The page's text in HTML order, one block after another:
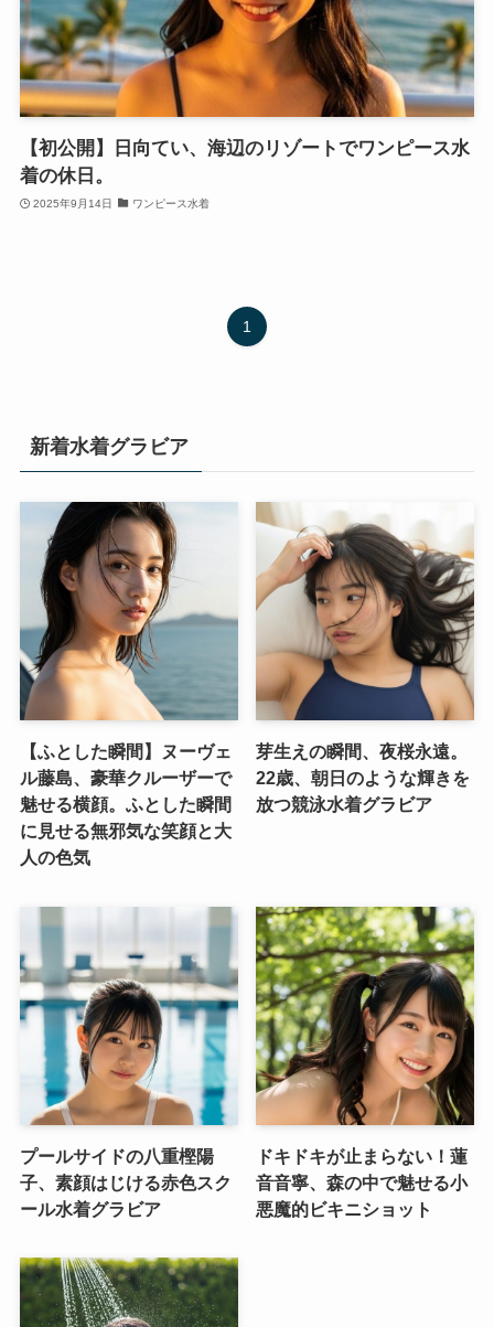
【初公開】日向てい、海辺のリゾートでワンピース水
着の休日。
2025年9月14日 ワンピース水着
1
新着水着グラビア
【ふとした瞬間】ヌーヴェ
ル藤島、豪華クルーザーで
魅せる横顔。ふとした瞬間
に見せる無邪気な笑顔と大
人の色気
芽生えの瞬間、夜桜永遠。
22歳、朝日のような輝きを
放つ競泳水着グラビア
プールサイドの八重樫陽
子、素顔はじける赤色スク
ール水着グラビア
ドキドキが止まらない！蓮
音音寧、森の中で魅せる小
悪魔的ビキニショット